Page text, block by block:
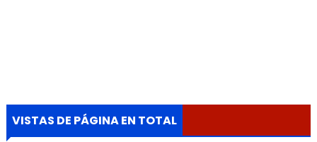
VISTAS DE PÁGINA EN TOTAL